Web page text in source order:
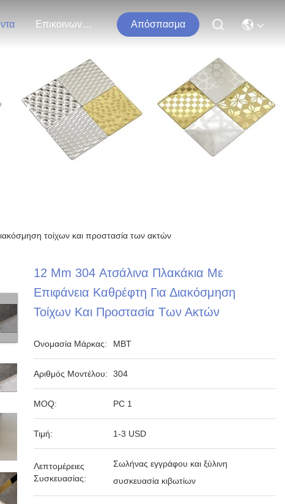
Επικοινωνήστε Μαζί Μας Απόσπασμα
τοίχων και προστασία των ακτών
12 Mm 304 Ατσάλινα Πλακάκια Με
Επιφάνεια Καθρέφτη Για Διακόσμηση
Τοίχων Και Προστασία Των Ακτών
Ονομασία Μάρκας: MBT
Αριθμός Μοντέλου: 304
MOQ: PC 1
Τιμή: 1-3 USD
Λεπτομέρειες
Συσκευασίας:
Σωλήνας εγγράφου και ξύλινη
συσκευασία κιβωτίων